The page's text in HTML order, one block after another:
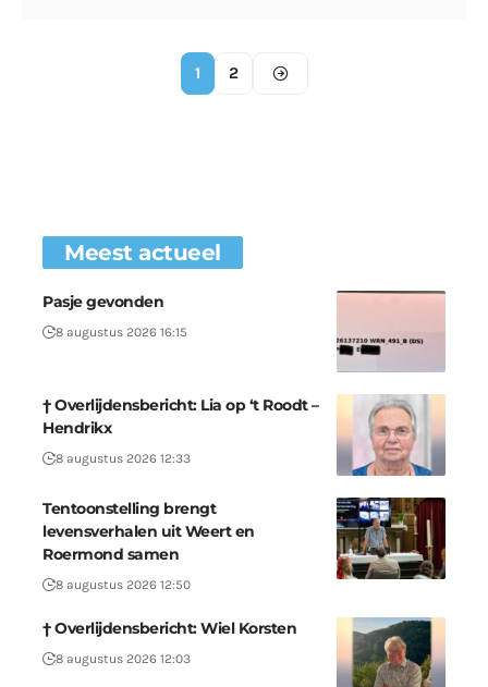
1 2
Meest actueel
Pasje gevonden
8 augustus 2026 16:15
† Overlijdensbericht: Lia op ‘t Roodt –
Hendrikx
8 augustus 2026 12:33
Tentoonstelling brengt
levensverhalen uit Weert en
Roermond samen
8 augustus 2026 12:50
† Overlijdensbericht: Wiel Korsten
8 augustus 2026 12:03